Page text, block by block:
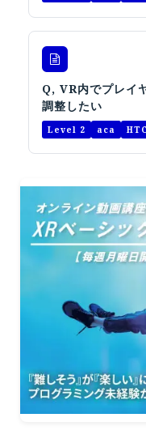
Q, VR内でプレイ
調整したい
Level 2 aca